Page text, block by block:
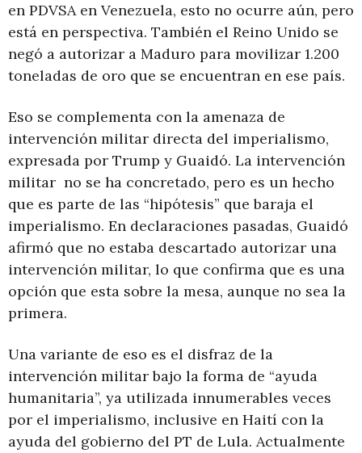
en PDVSA en Venezuela, esto no ocurre aún, pero
está en perspectiva. También el Reino Unido se
negó a autorizar a Maduro para movilizar 1.200
toneladas de oro que se encuentran en ese país.
Eso se complementa con la amenaza de
intervención militar directa del imperialismo,
expresada por Trump y Guaidó. La intervención
militar no se ha concretado, pero es un hecho
que es parte de las “hipótesis” que baraja el
imperialismo. En declaraciones pasadas, Guaidó
afirmó que no estaba descartado autorizar una
intervención militar, lo que confirma que es una
opción que esta sobre la mesa, aunque no sea la
primera.
Una variante de eso es el disfraz de la
intervención militar bajo la forma de “ayuda
humanitaria”, ya utilizada innumerables veces
por el imperialismo, inclusive en Haití con la
ayuda del gobierno del PT de Lula. Actualmente